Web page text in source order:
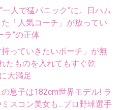
人で猛パニック”に。日ハム
「人気コーチ」が放ってい
ラ”の正体
っていきたいポーチ」が無
たものを入れてもすぐ乾
大満足
息子は182cm世界モデル! ラ
スコン美女も...プロ野球選手